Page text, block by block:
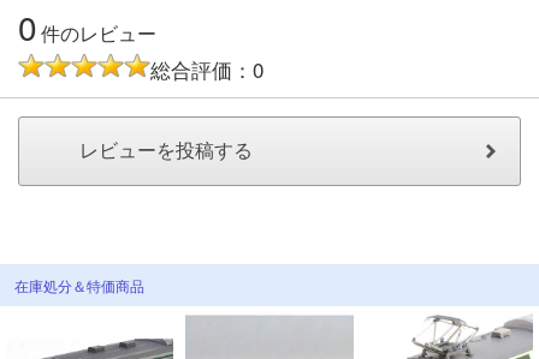
お気に入りリスト
会社概要
0件のレビュー
総合評価：0
在庫処分＆特価商品